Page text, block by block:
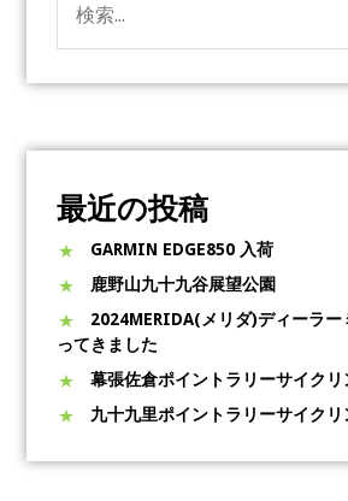
検
最近の投稿
GARMIN EDGE850 入荷
鹿野山九十九谷展望公園
2024MERIDA(メリダ)ディーラー
ってきました
幕張佐倉ポイントラリーサイクリ
九十九里ポイントラリーサイクリ